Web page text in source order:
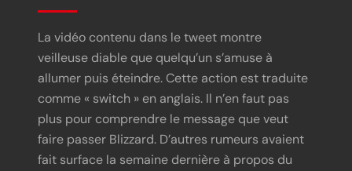
La vidéo contenu dans le tweet montre
veilleuse diable que quelqu’un s’amuse à
allumer puis éteindre. Cette action est traduite
comme « switch » en anglais. Il n’en faut pas
plus pour comprendre le message que veut
faire passer Blizzard. D’autres rumeurs avaient
fait surface la semaine dernière à propos du